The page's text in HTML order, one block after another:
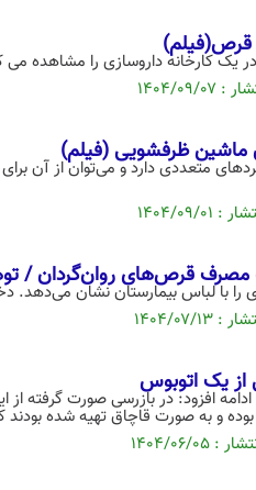
قرص(فیلم)
یک کارخانه داروسازی را مشاهده می
ماشین ظرفشویی (فیلم)
متعددی دارد و می‌توان از آن
مصرف قرص‌های روان‌گردان /
با لباس بیمارستان نشان می‌دهد.
از یک اتوبوس
بوده و به صورت قاچاق تهیه شده